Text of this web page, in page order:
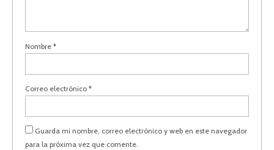
Nombre*
Correo electrónico*
Guarda mi nombre, correo electrónico y web en este navegador
para la próxima vez que comente.